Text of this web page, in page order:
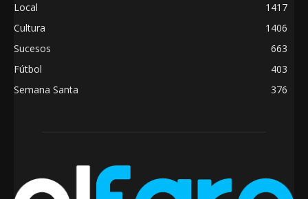
Local
1417
Cultura
1406
Sucesos
663
Fútbol
403
Semana Santa
376